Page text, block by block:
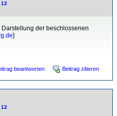
der beschlossenen
]
beantworten Beitrag zitieren